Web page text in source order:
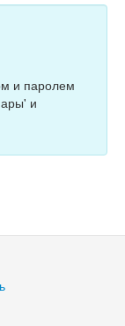
и паролем
и